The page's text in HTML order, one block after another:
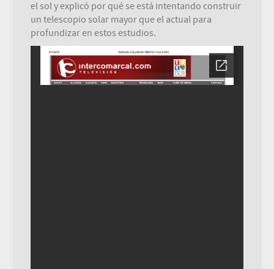
el sol y explicó por qué se está intentando construir
un telescopio solar mayor que el actual para
profundizar en estos estudios.